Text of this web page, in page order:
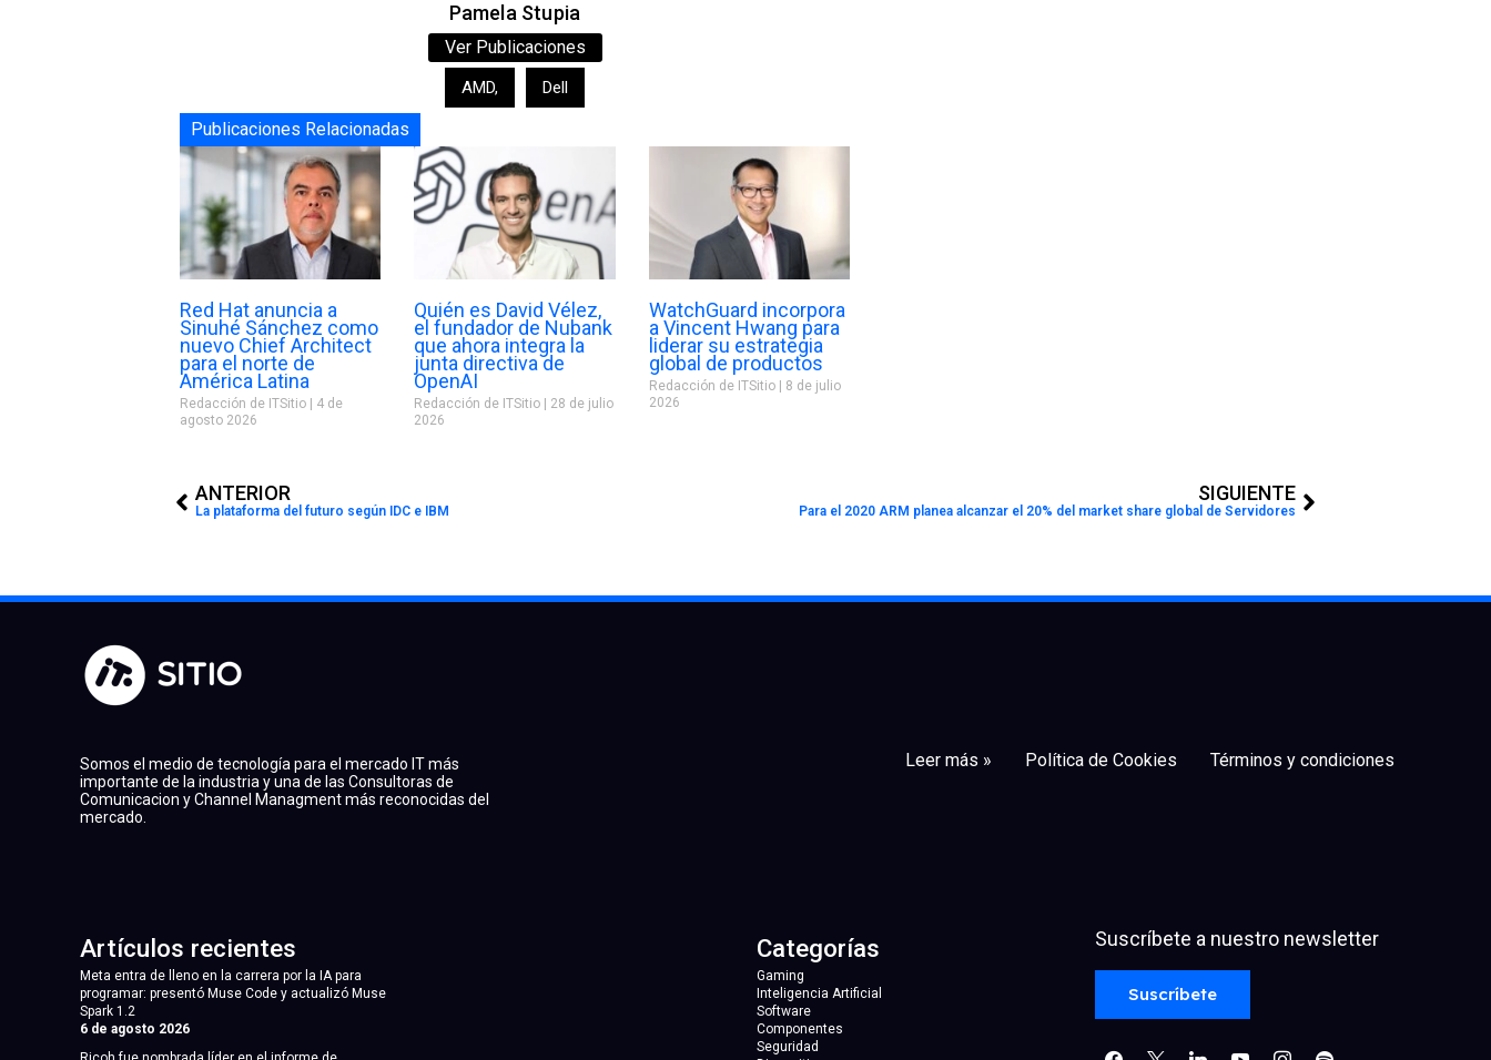
Pamela Stupia
Ver Publicaciones
AMD, Dell
Publicaciones Relacionadas
Red Hat anuncia a
Sinuhé Sánchez como
nuevo Chief Architect
para el norte de
América Latina
Redacción de ITSitio
4 de
agosto 2026
Quién es David Vélez,
el fundador de Nubank
que ahora integra la
junta directiva de
OpenAI
Redacción de ITSitio
28 de julio
2026
WatchGuard incorpora
a Vincent Hwang para
liderar su estrategia
global de productos
Redacción de ITSitio
8 de julio
2026
ANTERIOR
La plataforma del futuro según IDC e IBM
SIGUIENTE
Para el 2020 ARM planea alcanzar el 20% del market share global de Servidores
Somos el medio de tecnología para el mercado IT más
importante de la industria y una de las Consultoras de
Comunicacion y Channel Managment más reconocidas del
mercado.
Leer más » Política de Cookies Términos y condiciones
Artículos recientes
Meta entra de lleno en la carrera por la IA para
programar: presentó Muse Code y actualizó Muse
Spark 1.2
6 de agosto 2026
Categorías
Gaming
Inteligencia Artificial
Software
Componentes
Seguridad
Suscríbete a nuestro newsletter
Suscríbete
facebook
x linkedinyoutubeinstagram
spotify